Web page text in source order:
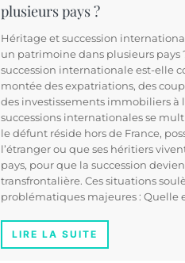
plusieurs pays ?
Héritage et succession
un patrimoine dans plusieurs pays
succession internationale est-elle
montée des expatriations, des
des investissements immobiliers à
successions internationales se
le défunt réside hors de France,
l’étranger ou que ses héritiers
pays, pour que la succession
transfrontalière. Ces situations
problématiques majeures : Quelle
LIRE LA SUITE